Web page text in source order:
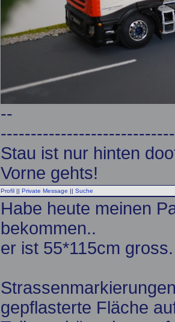
--
Stau ist nur hinten
Vorne gehts!
Profil || Private Message || Suche
Habe heute meinen
bekommen..
er ist 55*115cm gross.
gepflasterte Fläche